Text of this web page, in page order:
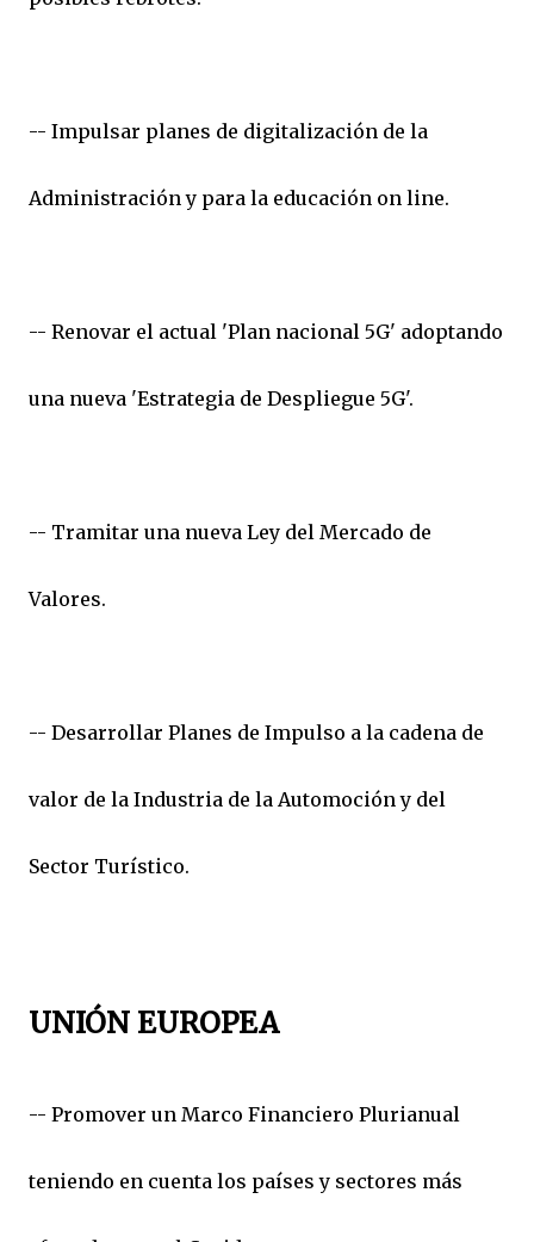
-- Impulsar planes de digitalización de la
Administración y para la educación on line.
-- Renovar el actual 'Plan nacional 5G' adoptando
una nueva 'Estrategia de Despliegue 5G'.
-- Tramitar una nueva Ley del Mercado de
Valores.
-- Desarrollar Planes de Impulso a la cadena de
valor de la Industria de la Automoción y del
Sector Turístico.
UNIÓN EUROPEA
-- Promover un Marco Financiero Plurianual
teniendo en cuenta los países y sectores más